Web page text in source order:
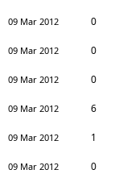
09 Mar 2012 0
09 Mar 2012 0
09 Mar 2012 0
09 Mar 2012 6
09 Mar 2012 1
09 Mar 2012 0